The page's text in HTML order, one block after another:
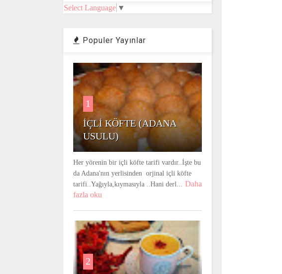
Select Language ▼
Populer Yayınlar
1
İÇLİ KÖFTE (ADANA
USULU)
Her yörenin bir içli köfte tarifi vardır..İşte bu
da Adana'nın yerlisinden orjinal içli köfte
tarifi..Yağıyla,kıymasıyla ..Hani derl... Daha
fazla oku
2